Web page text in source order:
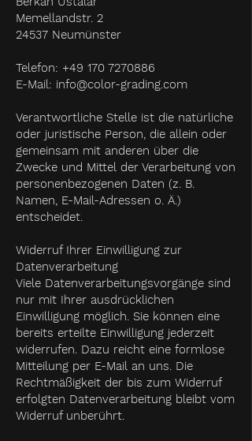
Memellandstr. 2
24537 Neumünster
Telefon: +49 170 7270886
E-Mail: info@color-grading.com
Verantwortliche Stelle ist die natürliche
oder juristische Person, die allein oder
gemeinsam mit anderen über die
Zwecke und Mittel der Verarbeitung von
personenbezogenen Daten (z. B.
Namen, E-Mail-Adressen o. Ä.)
entscheidet.
Widerruf Ihrer Einwilligung zur
Datenverarbeitung
Viele Datenverarbeitungsvorgänge sind
nur mit Ihrer ausdrücklichen
Einwilligung möglich. Sie können eine
bereits erteilte Einwilligung jederzeit
widerrufen. Dazu reicht eine formlose
Mitteilung per E-Mail an uns. Die
Rechtmäßigkeit der bis zum Widerruf
erfolgten Datenverarbeitung bleibt vom
Widerruf unberührt.